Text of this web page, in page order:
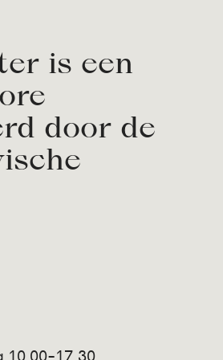
is een
door de
10.00-17.30